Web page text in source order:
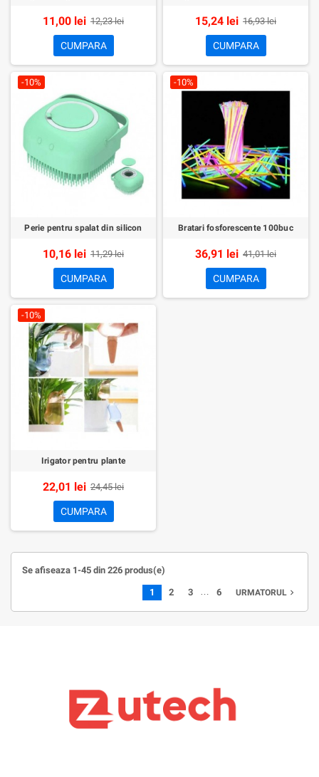
11,00 lei 12,23 lei
CUMPARA
15,24 lei 16,93 lei
CUMPARA
-10%
Perie pentru spalat din silicon
10,16 lei 11,29 lei
CUMPARA
-10%
Bratari fosforescente 100buc
36,91 lei 41,01 lei
CUMPARA
-10%
Irigator pentru plante
22,01 lei 24,45 lei
CUMPARA
Se afiseaza 1-45 din 226 produs(e)
1 2 3 … 6 URMATORUL navigate_next